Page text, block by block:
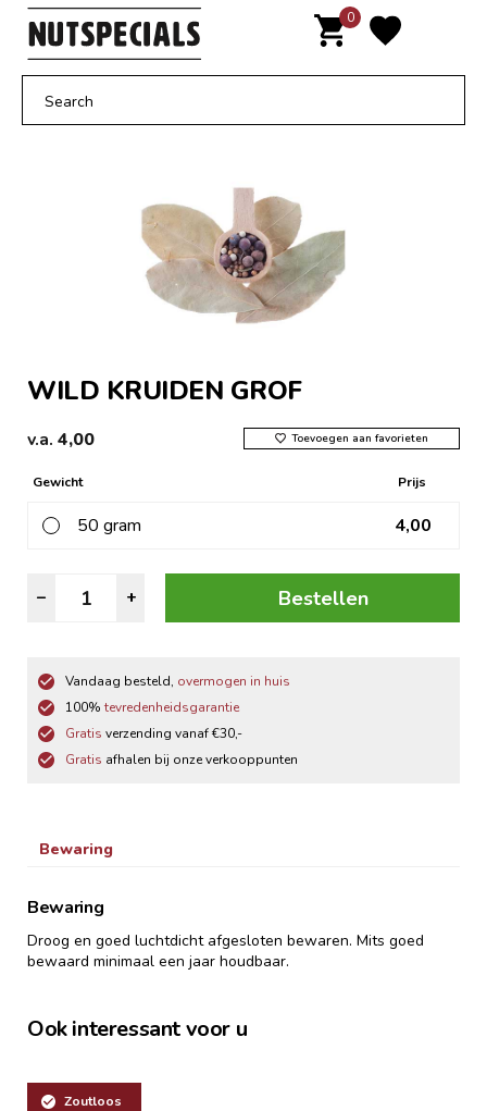
Door
naar
inhoud
0
WILD KRUIDEN GROF
v.a. 4,00 Toevoegen aan favorieten
Gewicht Prijs
50 gram 4,00
–
Wild
Kruiden
+ Bestellen
Vandaag besteld, overmogen in huis
100% tevredenheidsgarantie
Gratis verzending vanaf €30,-
Gratis afhalen bij onze verkooppunten
Bewaring
Bewaring
Droog en goed luchtdicht afgesloten bewaren. Mits goed
bewaard minimaal een jaar houdbaar.
Ook interessant voor u
Zoutloos